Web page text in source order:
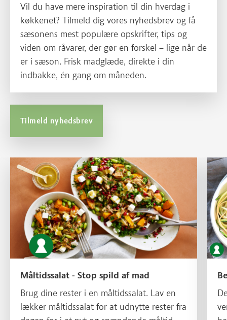
Vil du have mere inspiration til din hverdag i
køkkenet? Tilmeld dig vores nyhedsbrev og få
sæsonens mest populære opskrifter, tips og
viden om råvarer, der gør en forskel – lige når de
er i sæson. Frisk madglæde, direkte i din
indbakke, én gang om måneden.
Tilmeld nyhedsbrev
Læs mere om Måltidssalat - Stop spild af mad
Måltidssalat - Stop spild af mad
Brug dine rester i en måltidssalat. Lav en
lækker måltidssalat for at udnytte rester fra
Læs